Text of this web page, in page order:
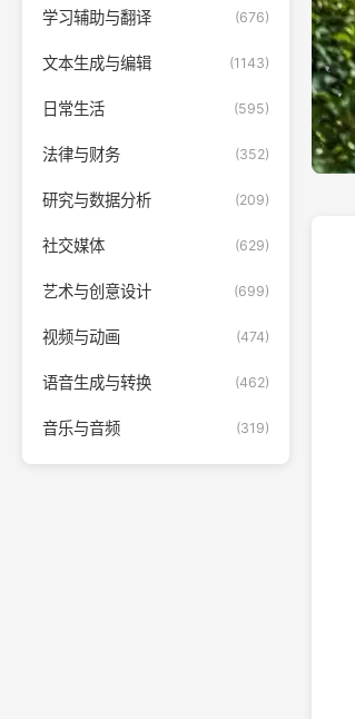
学习辅助与翻译 (676)
文本生成与编辑 (1143)
日常生活 (595)
法律与财务 (352)
研究与数据分析 (209)
社交媒体 (629)
艺术与创意设计 (699)
视频与动画 (474)
语音生成与转换 (462)
音乐与音频 (319)